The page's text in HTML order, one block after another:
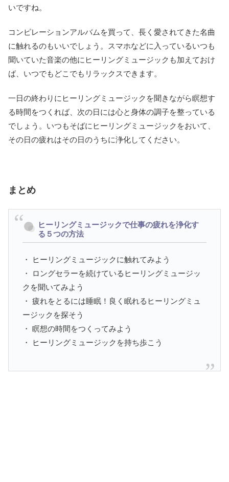
いですね。
コンピレーションアルバムを買って、長く愛されてきた名曲
に触れるのもいいでしょう。スマホなどに入っているいつも
聞いていた音楽の他にヒーリングミュージックも加えておけ
ば、いつでもどこでもリラックスできます。
一日の終わりにヒーリングミュージックを聞きながら瞑想す
る時間をつくれば、次の日には心と身体の調子を整っている
でしょう。いつもそばにヒーリングミュージックをおいて、
その日の疲れはその日のうちに浄化してください。
まとめ
ヒーリングミュージックで仕事の疲れを浄化す
る５つの方法
・ ヒーリングミュージックに触れてみよう
・ ロングセラーを続けているヒーリングミュージッ
クを聞いてみよう
・ 疲れをとるには睡眠！良く眠れるヒーリングミュ
ージックを探そう
・ 瞑想の時間をつくってみよう
・ ヒーリングミュージックを持ち歩こう